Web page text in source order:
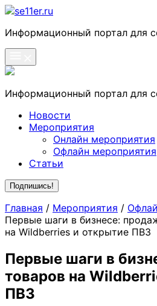
Skip
content
Информационный портал для
Информационный портал для
Новости
Мероприятия
Онлайн мероприятия
Офлайн мероприятия
Статьи
Подпишись!
Главная / Мероприятия /
Первые шаги в бизнесе:
на Wildberries и открытие ПВЗ
Первые шаги в
товаров на
ПВЗ